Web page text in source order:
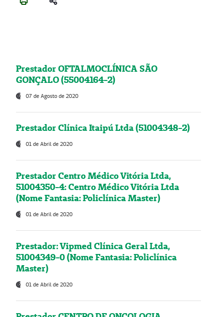
Prestador OFTALMOCLÍNICA SÃO
GONÇALO (55004164-2)
07 de Agosto de 2020
Prestador Clínica Itaipú Ltda (51004348-2)
01 de Abril de 2020
Prestador Centro Médico Vitória Ltda,
51004350-4: Centro Médico Vitória Ltda
(Nome Fantasia: Policlínica Master)
01 de Abril de 2020
Prestador: Vipmed Clínica Geral Ltda,
51004349-0 (Nome Fantasia: Policlínica
Master)
01 de Abril de 2020